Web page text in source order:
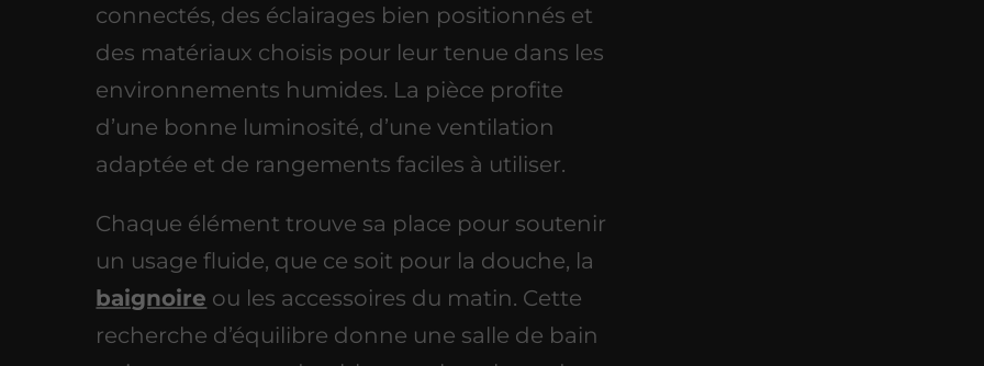
connectés, des éclairages bien positionnés et
des matériaux choisis pour leur tenue dans les
environnements humides. La pièce profite
d’une bonne luminosité, d’une ventilation
adaptée et de rangements faciles à utiliser.
Chaque élément trouve sa place pour soutenir
un usage fluide, que ce soit pour la douche, la
baignoire ou les accessoires du matin. Cette
recherche d’équilibre donne une salle de bain